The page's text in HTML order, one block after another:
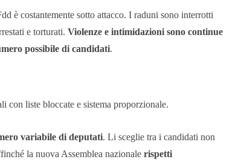
è costantemente sotto attacco. I raduni sono interrotti
e torturati. Violenze e intimidazioni sono continue
possibile di candidati.
con liste bloccate e sistema proporzionale.
variabile di deputati. Li sceglie tra i candidati non
la nuova Assemblea nazionale rispetti